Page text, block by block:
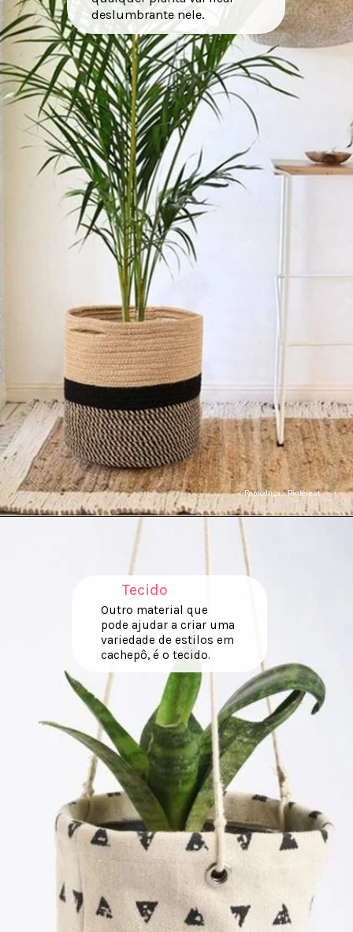
deslumbrante nele.
Reproduçao: Pinterest
Tecido
Outro material que
pode ajudar a criar uma
variedade de estilos em
cachepô, é o tecido.